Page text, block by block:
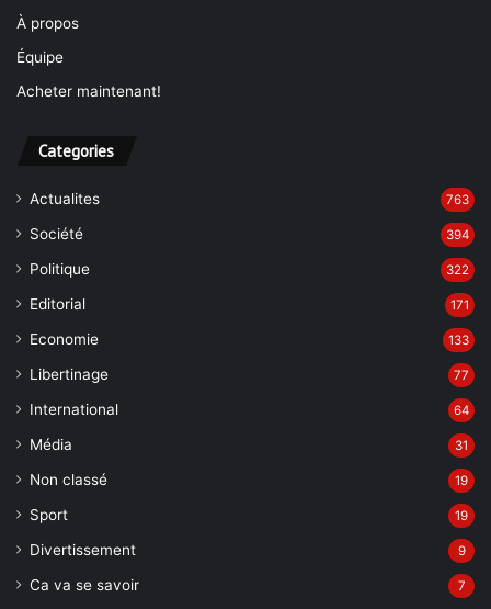
À propos
Équipe
Acheter maintenant!
Categories
Actualites 763
Société 394
Politique 322
Editorial 171
Economie 133
Libertinage 77
International 64
Média 31
Non classé 19
Sport 19
Divertissement 9
Ca va se savoir 7